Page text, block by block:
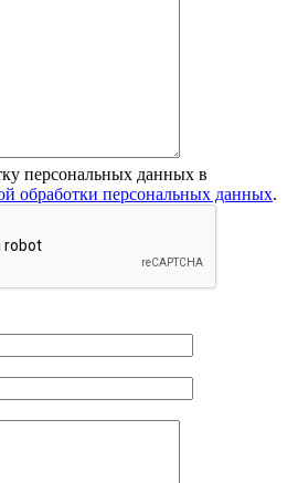
персональных данных в
обработки персональных данных.